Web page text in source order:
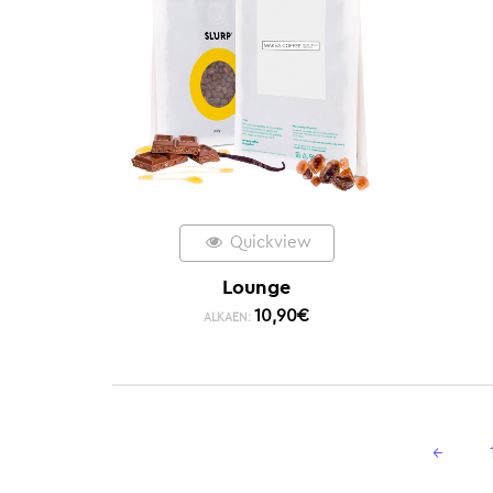
Quickview
Lounge
ALKAEN: 10,90€
← 1